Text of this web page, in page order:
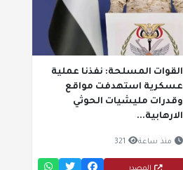
القوات المسلحة: نفذنا عملية
عسكرية استهدفت مواقع
وقدرات مليشيات الحوثي
الارهابية...
منذ ساعة 321